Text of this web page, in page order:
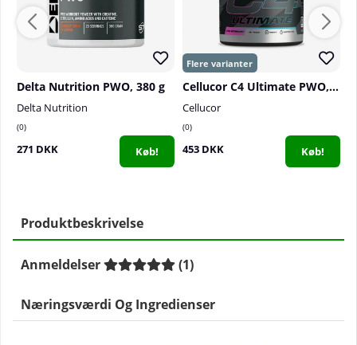
Delta Nutrition PWO, 380 g
Delta Nutrition
0
271 DKK Køb!
Cellucor C4 Ultimate PWO, 496-520 g
Cellucor
0
453 DKK Køb!
Produktbeskrivelse
Anmeldelser (1)
Næringsværdi Og Ingredienser